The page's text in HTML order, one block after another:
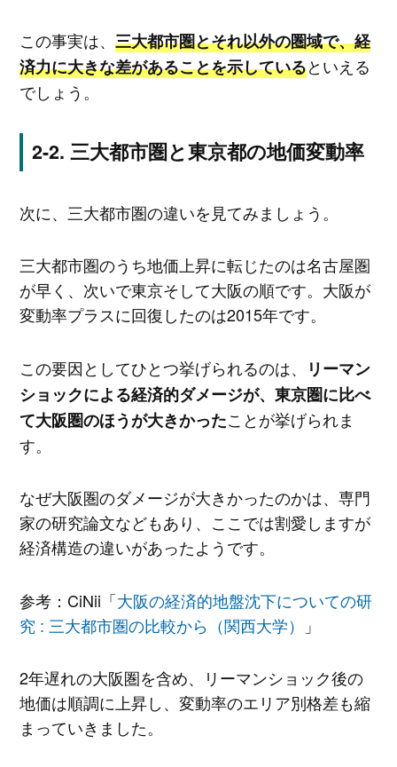
この事実は、 三大都市圏とそれ以外の圏域で、経
済力に大きな差があることを示しているといえる
でしょう。
三大都市圏と東京都の地価変動率
次に、三大都市圏の違いを見てみましょう。
三大都市圏のうち地価上昇に転じたのは名古屋圏
が早く、次いで東京そして大阪の順です。大阪が
変動率プラスに回復したのは2015年です。
この要因としてひとつ挙げられるのは、
リーマン
ショックによる経済的ダメージが、東京圏に比べ
て大阪圏のほうが大きかったことが挙げられま
す。
なぜ大阪圏のダメージが大きかったのかは、専門
家の研究論文などもあり、ここでは割愛しますが
経済構造の違いがあったようです。
参考：CiNii「大阪の経済的地盤沈下についての研
究 : 三大都市圏の比較から（関西大学）
」
2年遅れの大阪圏を含め、リーマンショック後の
地価は順調に上昇し、変動率のエリア別格差も縮
まっていきました。